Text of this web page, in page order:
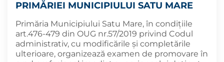
PRIMĂRIEI MUNICIPIULUI SATU MARE
Primăria Municipiului Satu Mare, în condițiile
art.476-479 din OUG nr.57/2019 privind Codul
administrativ, cu modificările şi completările
ulterioare, organizează examen de promovare în